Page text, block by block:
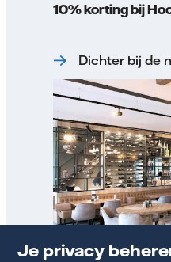
Je privacy
10% korting bij
Dichter bij de